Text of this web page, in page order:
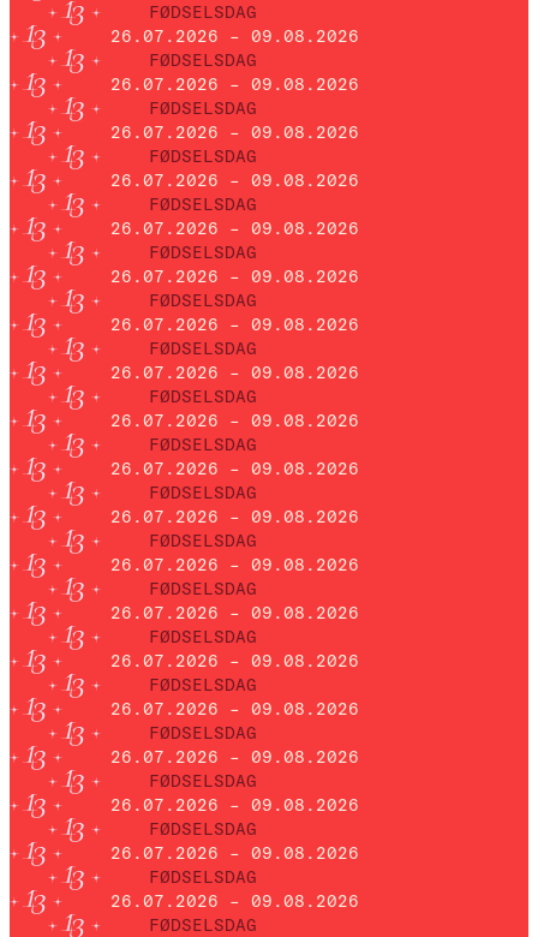
FØDSELSDAG
26.07.2026 – 09.08.2026
FØDSELSDAG
26.07.2026 – 09.08.2026
FØDSELSDAG
26.07.2026 – 09.08.2026
FØDSELSDAG
26.07.2026 – 09.08.2026
FØDSELSDAG
26.07.2026 – 09.08.2026
FØDSELSDAG
26.07.2026 – 09.08.2026
FØDSELSDAG
26.07.2026 – 09.08.2026
FØDSELSDAG
26.07.2026 – 09.08.2026
FØDSELSDAG
26.07.2026 – 09.08.2026
FØDSELSDAG
26.07.2026 – 09.08.2026
FØDSELSDAG
26.07.2026 – 09.08.2026
FØDSELSDAG
26.07.2026 – 09.08.2026
FØDSELSDAG
26.07.2026 – 09.08.2026
FØDSELSDAG
26.07.2026 – 09.08.2026
FØDSELSDAG
26.07.2026 – 09.08.2026
FØDSELSDAG
26.07.2026 – 09.08.2026
FØDSELSDAG
26.07.2026 – 09.08.2026
FØDSELSDAG
26.07.2026 – 09.08.2026
FØDSELSDAG
26.07.2026 – 09.08.2026
FØDSELSDAG